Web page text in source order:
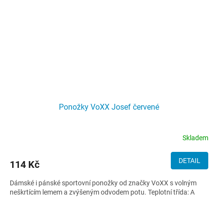
Ponožky VoXX Josef červené
Skladem
114 Kč DETAIL
Dámské i pánské sportovní ponožky od značky VoXX s volným
neškrtícím lemem a zvýšeným odvodem potu. Teplotní třída: A